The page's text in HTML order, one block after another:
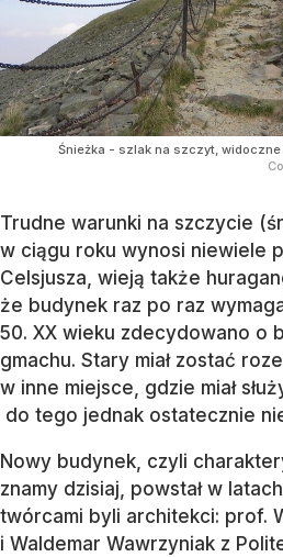
Śnieżka - szlak na szczyt, widoczne
Trudne warunki na szczycie
w ciągu roku wynosi niewiele
Celsjusza, wieją także
że budynek raz po raz
50. XX wieku zdecydowano o
gmachu. Stary miał zostać
w inne miejsce, gdzie miał
do tego jednak ostatecznie
Nowy budynek, czyli
znamy dzisiaj, powstał w
twórcami byli architekci: prof.
i Waldemar Wawrzyniak z